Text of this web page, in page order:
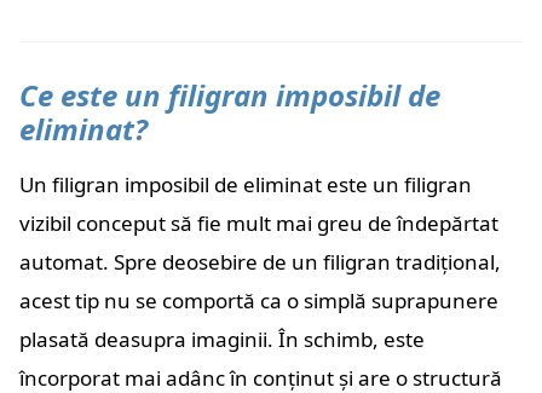
Ce este un filigran imposibil de
eliminat?
Un filigran imposibil de eliminat este un filigran
vizibil conceput să fie mult mai greu de îndepărtat
automat. Spre deosebire de un filigran tradițional,
acest tip nu se comportă ca o simplă suprapunere
plasată deasupra imaginii. În schimb, este
încorporat mai adânc în conținut și are o structură